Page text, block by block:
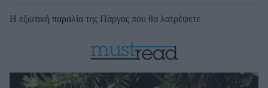
Η εξωτική παραλία της Πάργας που θα λατρέψετε